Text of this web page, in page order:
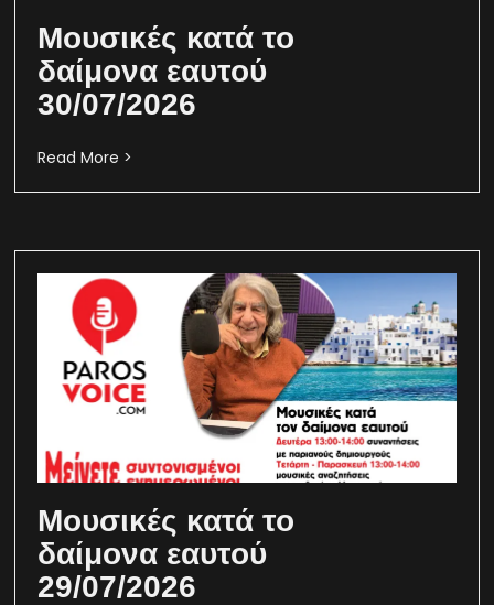
Μουσικές κατά το
δαίμονα εαυτού
30/07/2026
Read More >
Μουσικές κατά το
δαίμονα εαυτού
29/07/2026